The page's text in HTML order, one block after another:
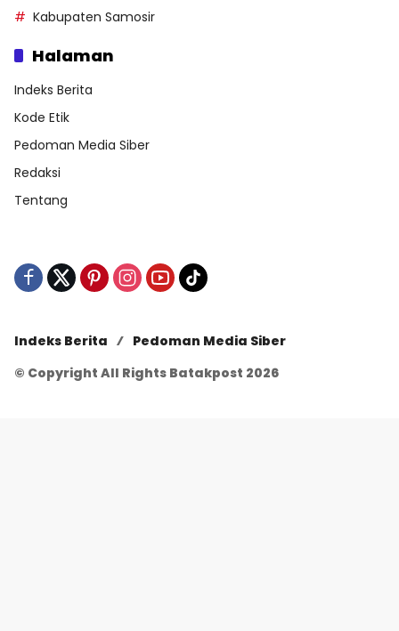
Kabupaten Samosir
Halaman
Indeks Berita
Kode Etik
Pedoman Media Siber
Redaksi
Tentang
Indeks Berita
Pedoman Media Siber
© Copyright All Rights Batakpost 2026